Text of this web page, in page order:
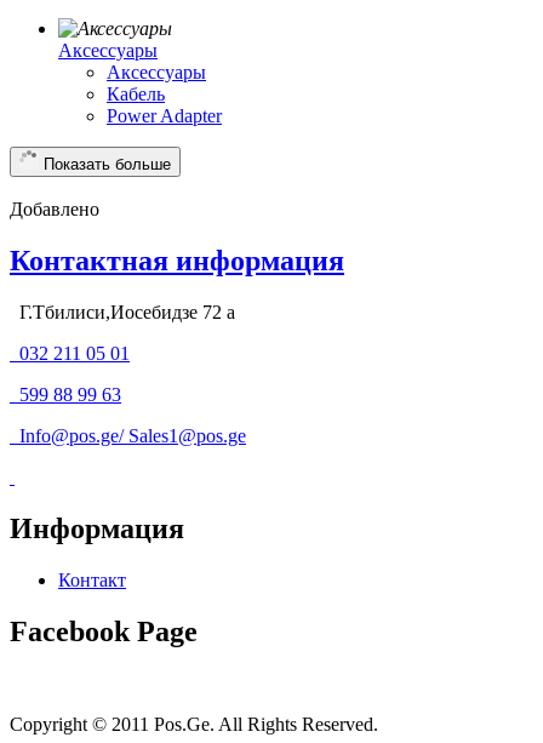
Аксессуары
Аксессуары
Кабель
Power Adapter
Показать больше
Добавлено
Контактная информация
Г.Тбилиси,Иосебидзе 72 а
032 211 05 01
599 88 99 63
Info@pos.ge/ Sales1@pos.ge
Информация
Контакт
Facebook Page
Copyright © 2011 Pos.Ge. All Rights Reserved.